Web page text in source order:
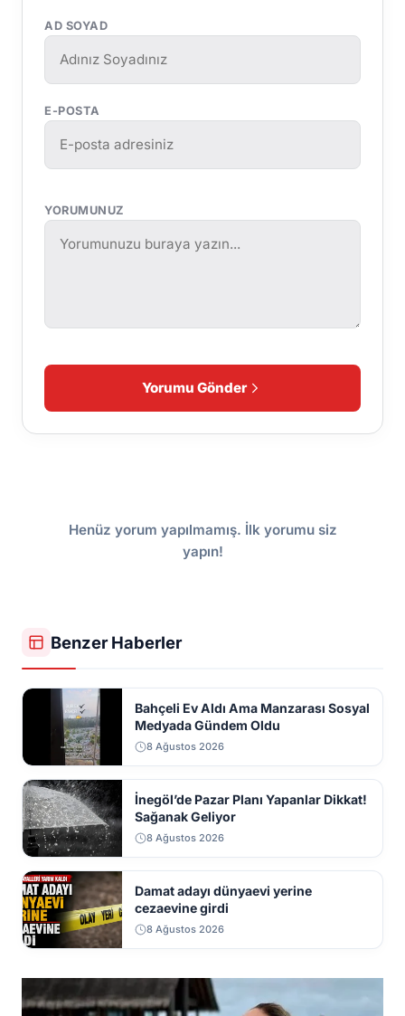
AD SOYAD
E-POSTA
YORUMUNUZ
Yorumu Gönder
Henüz yorum yapılmamış. İlk yorumu siz
yapın!
Benzer Haberler
Bahçeli Ev Aldı Ama Manzarası Sosyal
Medyada Gündem Oldu
8 Ağustos 2026
İnegöl’de Pazar Planı Yapanlar Dikkat!
Sağanak Geliyor
8 Ağustos 2026
Damat adayı dünyaevi yerine
cezaevine girdi
8 Ağustos 2026